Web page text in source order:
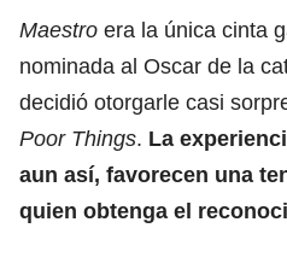
Maestro era la única cinta
nominada al Oscar de la
decidió otorgarle casi
Poor Things. La
aun así, favorecen una
quien obtenga el